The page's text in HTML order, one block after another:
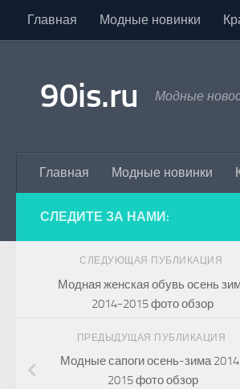
Skip to content
Главная Модные новинки
90is.ru Модные
Главная Модные новинки
СЛЕДИТЕ ЗА НАМИ:
СЛЕДУЮЩАЯ ПУБЛИКАЦИЯ
Модная женская обувь осень
2014-2015 фото обзор
ПРЕДЫДУЩАЯ ПУБЛИКАЦИЯ
Модные сапоги осень-зима
2015 фото обзор